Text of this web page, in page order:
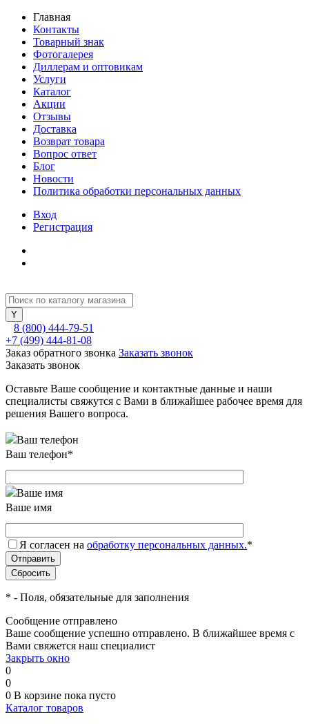
Главная
Контакты
Товарный знак
Фотогалерея
Диллерам и оптовикам
Услуги
Каталог
Акции
Отзывы
Доставка
Возврат товара
Вопрос ответ
Блог
Новости
Политика обработки персональных данных
Вход
Регистрация
8 (800) 444-79-51
+7 (499) 444-81-08
Заказ обратного звонка Заказать звонок
Заказать звонок
Оставьте Ваше сообщение и контактные данные и наши
специалисты свяжутся с Вами в ближайшее рабочее время для
решения Вашего вопроса.
Ваш телефон*
Ваше имя
Я согласен на обработку персональных данных.*
* - Поля, обязательные для заполнения
Сообщение отправлено
Ваше сообщение успешно отправлено. В ближайшее время с
Вами свяжется наш специалист
Закрыть окно
0
0
0 В корзине пока пусто
Каталог товаров